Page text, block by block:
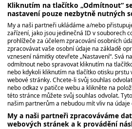
Manželský pár spojený sportem
Simsa Koepkajsou spolu již čtyři
založený na vzájemné podpoře a
humor, jak naznačuje i nedávná
ZatímcoSimsvtipkovala o
chválou na adresu své manželky
přehlídce. Jejich společná
společenských akcích, včetně
hvězdami, jako je právě
Travis
součástí jejich životů.
Kliknutím na tlačítko „Odmítnout“
nastavení pouze nezbytně nutných
My a naši partneři ukládáme a/nebo
zařízení, jako jsou jedinečná ID v souborech
prohlížeče za účelem zpracování osobních
zpracovávat vaše osobní údaje na základě
vznesení námitky otevřete „Nastavení“. Svá
odmítnout nebo spravovat kliknutím na
nebo kdykoli kliknutím na tlačítko otisku prstu
webové stránky. Chcete-li svůj souhlas
nebo odkaz v patičce webu a klikněte na
této stránce můžete svůj souhlas odvolat.
našim partnerům a nebudou mít vliv na údaje
My a naši partneři zpracováváme
webových stránek a k provádění